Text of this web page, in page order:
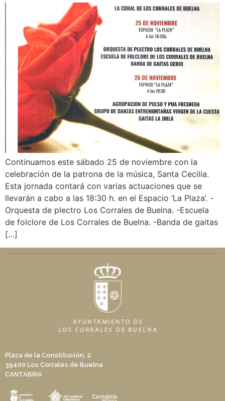
Continuamos este sábado 25 de noviembre con la
celebración de la patrona de la música, Santa Cecilia.
Esta jornada contará con varias actuaciones que se
llevarán a cabo a las 18:30 h. en el Espacio ‘La Plaza’. -
Orquesta de plectro Los Corrales de Buelna. -Escuela
de folclore de Los Corrales de Buelna. -Banda de gaitas
[…]
Plaza de la Constitución, 2
39400 Los Corrales de Buelna
CANTABRIA